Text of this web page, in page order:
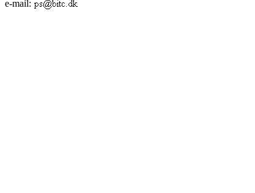
e-mail: